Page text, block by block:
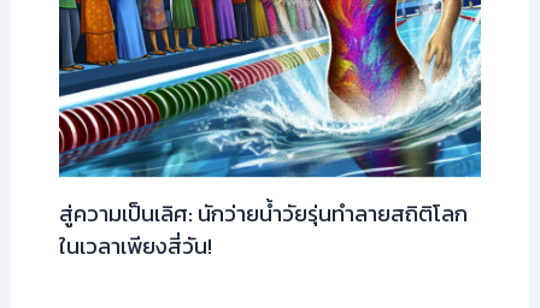
สู่ความเป็นเลิศ: นักว่ายน้ำวัยรุ่นทำลายสถิติโลก
ในเวลาเพียงสี่วัน!